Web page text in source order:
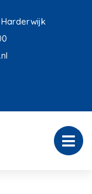
Harderwijk